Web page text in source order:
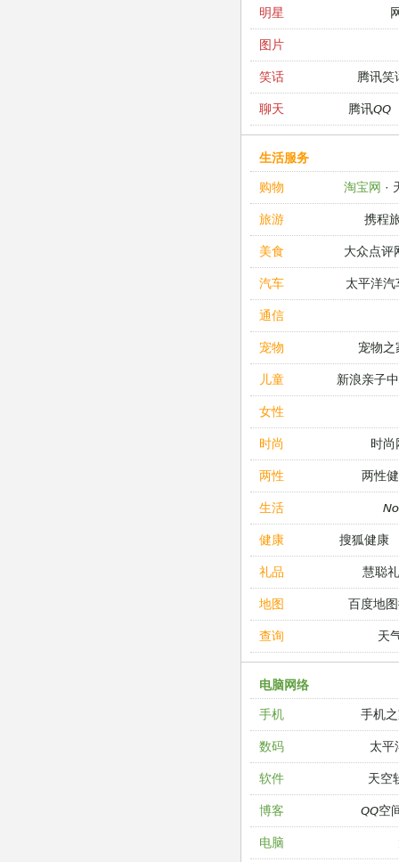
明星
图片
笑话 腾讯笑
聊天 腾讯QQ
生活服务
购物
淘宝网 ·
旅游 携程
美食 大众点评
汽车 太平洋汽
通信
宠物 宠物之
儿童 新浪亲子
女性
时尚 时尚
两性 两性
生活
健康 搜狐健康
礼品 慧聪
地图 百度地
查询 天
电脑网络
手机
手机
数码 太平
软件 天空
博客 QQ空
电脑